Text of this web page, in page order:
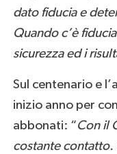
dato fiducia e
Quando c’è
sicurezza ed i
Sul centenario e
inizio anno per
abbonati: “Con il
costante contatto.